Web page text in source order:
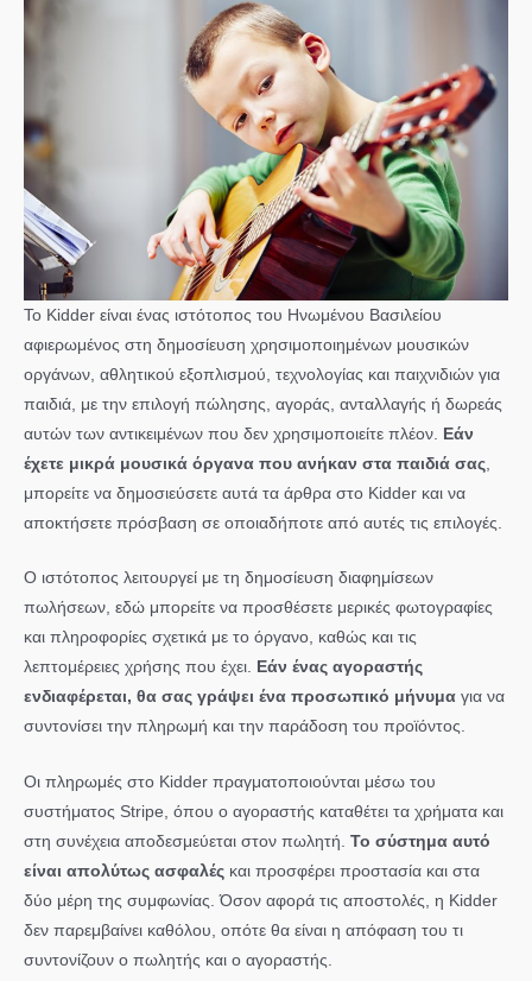
Το Kidder είναι ένας ιστότοπος του Ηνωμένου Βασιλείου
αφιερωμένος στη δημοσίευση χρησιμοποιημένων μουσικών
οργάνων, αθλητικού εξοπλισμού, τεχνολογίας και παιχνιδιών για
παιδιά, με την επιλογή πώλησης, αγοράς, ανταλλαγής ή δωρεάς
αυτών των αντικειμένων που δεν χρησιμοποιείτε πλέον. Εάν
έχετε μικρά μουσικά όργανα που ανήκαν στα παιδιά σας
μπορείτε να δημοσιεύσετε αυτά τα άρθρα στο Kidder και να
αποκτήσετε πρόσβαση σε οποιαδήποτε από αυτές τις επιλογές.
Ο ιστότοπος λειτουργεί με τη δημοσίευση διαφημίσεων
πωλήσεων, εδώ μπορείτε να προσθέσετε μερικές φωτογραφίες
και πληροφορίες σχετικά με το όργανο, καθώς και τις
λεπτομέρειες χρήσης που έχει. Εάν ένας αγοραστής
ενδιαφέρεται, θα σας γράψει ένα προσωπικό μήνυμα για να
συντονίσει την πληρωμή και την παράδοση του προϊόντος.
Οι πληρωμές στο Kidder πραγματοποιούνται μέσω του
συστήματος Stripe, όπου ο αγοραστής καταθέτει τα χρήματα και
στη συνέχεια αποδεσμεύεται στον πωλητή. Το σύστημα αυτό
είναι απολύτως ασφαλές και προσφέρει προστασία και στα
δύο μέρη της συμφωνίας. Όσον αφορά τις αποστολές, η Kidder
δεν παρεμβαίνει καθόλου, οπότε θα είναι η απόφαση του τι
συντονίζουν ο πωλητής και ο αγοραστής.